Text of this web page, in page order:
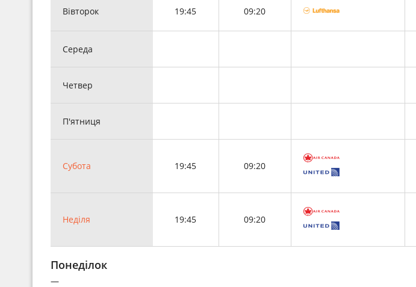
Вівторок 19:45 09:20
Середа
Четвер
П'ятниця
Субота 19:45 09:20
Неділя 19:45 09:20
Понеділок
—